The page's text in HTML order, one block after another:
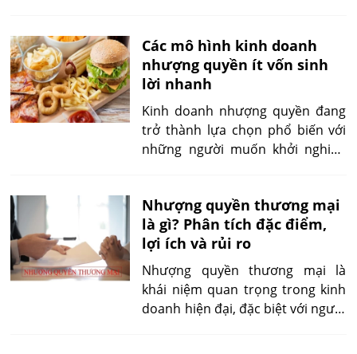
Các mô hình kinh doanh
nhượng quyền ít vốn sinh
lời nhanh
Kinh doanh nhượng quyền đang
trở thành lựa chọn phổ biến với
những người muốn khởi nghiệp
thứ từ đầu, việc tham gia một mô
hình có sẵn giúp rút ngắn thời
gian tiếp cận thị trường và giảm
rủi ro. Tuy nhiên, không phải mô
hình nào cũng phù hợp để sinh
lời nhanh, đặc biệt với người mới.
Nhượng quyền thương mại
là gì? Phân tích đặc điểm,
lợi ích và rủi ro
Nhượng quyền thương mại là
khái niệm quan trọng trong kinh
doanh hiện đại, đặc biệt với người